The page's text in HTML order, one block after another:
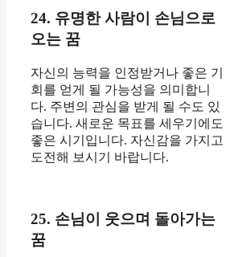
24. 유명한 사람이 손님으로
오는 꿈
자신의 능력을 인정받거나 좋은 기
회를 얻게 될 가능성을 의미합니
다. 주변의 관심을 받게 될 수도 있
습니다. 새로운 목표를 세우기에도
좋은 시기입니다. 자신감을 가지고
도전해 보시기 바랍니다.
25. 손님이 웃으며 돌아가는
꿈